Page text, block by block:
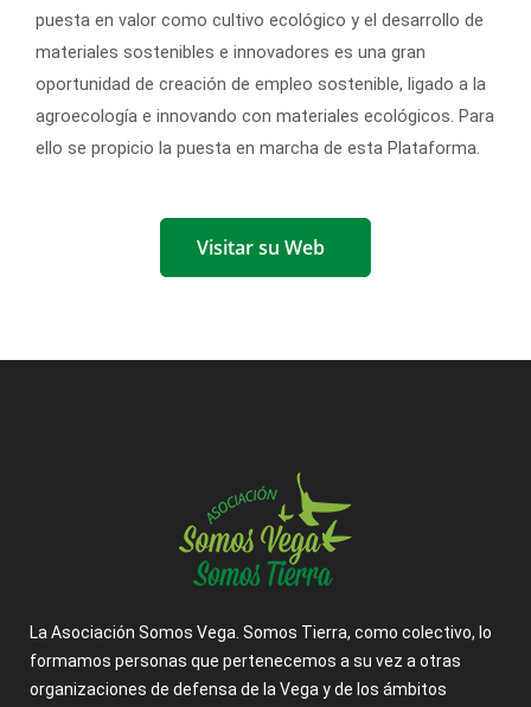
puesta en valor como cultivo ecológico y el desarrollo de
materiales sostenibles e innovadores es una gran
oportunidad de creación de empleo sostenible, ligado a la
agroecología e innovando con materiales ecológicos. Para
ello se propicio la puesta en marcha de esta Plataforma.
Visitar su Web
La Asociación Somos Vega. Somos Tierra, como colectivo, lo
formamos personas que pertenecemos a su vez a otras
organizaciones de defensa de la Vega y de los ámbitos